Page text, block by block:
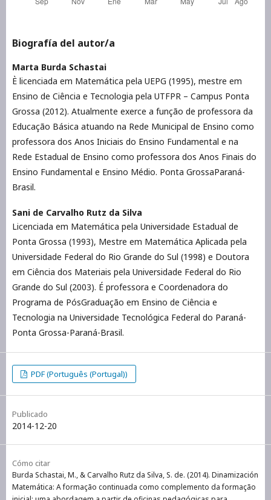
Biografía del autor/a
Marta Burda Schastai
È licenciada em Matemática pela UEPG (1995), mestre em
Ensino de Ciência e Tecnologia pela UTFPR – Campus Ponta
Grossa (2012). Atualmente exerce a função de professora da
Educação Básica atuando na Rede Municipal de Ensino como
professora dos Anos Iniciais do Ensino Fundamental e na
Rede Estadual de Ensino como professora dos Anos Finais do
Ensino Fundamental e Ensino Médio. Ponta GrossaParaná-
Brasil.
Sani de Carvalho Rutz da Silva
Licenciada em Matemática pela Universidade Estadual de
Ponta Grossa (1993), Mestre em Matemática Aplicada pela
Universidade Federal do Rio Grande do Sul (1998) e Doutora
em Ciência dos Materiais pela Universidade Federal do Rio
Grande do Sul (2003). É professora e Coordenadora do
Programa de PósGraduação em Ensino de Ciência e
Tecnologia na Universidade Tecnológica Federal do Paraná-
Ponta Grossa-Paraná-Brasil.
PDF (Português (Portugal))
Publicado
2014-12-20
Cómo citar
Burda Schastai, M., & Carvalho Rutz da Silva, S. de. (2014). Dinamización
Matemática: A formação continuada como complemento da formação